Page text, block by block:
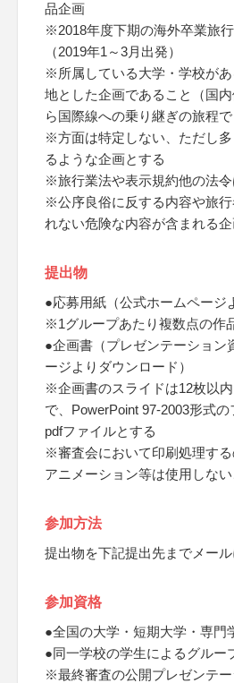
品企画
※2018年度下期の海外卒業旅
（2019年1～3月出発）
※所属している大学・学校が
地とした企画であること（国
ら国際線への乗り継ぎの旅程で
※方面は特定しない、ただし
るような企画とする
※旅行業法や表示規約他の法令
※公序良俗に反する内容や旅
れない危険な内容が含まれる
提出物
●応募用紙（公式ホームページ
※1グループあたり複数点の作
●企画書（プレゼンテーション
ージよりダウンロード）
※企画書のスライドは12枚以
で、PowerPoint 97-2003形式
pdfファイルとする
※審査会において印刷処理する
アニメーション等は使用しない
参加方法
提出物を下記提出先までメー
参加資格
●全国の大学・短期大学・専門
●同一学校の学生によるグルー
※最終審査の公開プレゼンテ